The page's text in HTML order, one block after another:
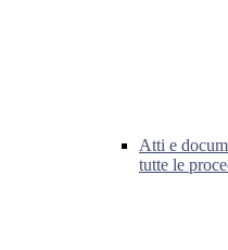
Atti e
tutte le